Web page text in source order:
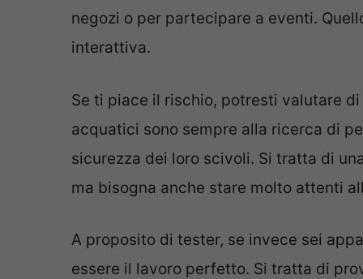
negozi o per partecipare a eventi.
interattiva.
Se ti piace il rischio, potresti valutare
acquatici sono sempre alla ricerca di
sicurezza dei loro scivoli. Si tratta di
ma bisogna anche stare molto attenti
A proposito di tester, se invece sei
essere il lavoro perfetto. Si tratta di